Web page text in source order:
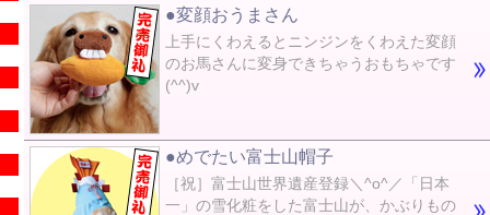
●変顔おうまさん
上手にくわえるとニンジンをくわえた変顔
のお馬さんに変身できちゃうおもちゃです
(^^)v
●めでたい富士山帽子
［祝］富士山世界遺産登録＼^o^／「日本
一」の雪化粧をした富士山が、かぶりもの